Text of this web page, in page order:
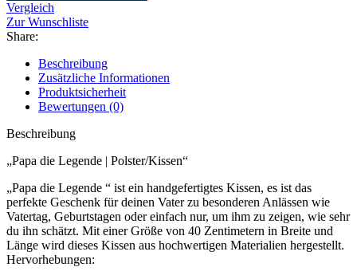
Vergleich
Zur Wunschliste
Share:
Beschreibung
Zusätzliche Informationen
Produktsicherheit
Bewertungen (0)
Beschreibung
„Papa die Legende | Polster/Kissen“
„Papa die Legende “ ist ein handgefertigtes Kissen, es ist das
perfekte Geschenk für deinen Vater zu besonderen Anlässen wie
Vatertag, Geburtstagen oder einfach nur, um ihm zu zeigen, wie sehr
du ihn schätzt. Mit einer Größe von 40 Zentimetern in Breite und
Länge wird dieses Kissen aus hochwertigen Materialien hergestellt.
Hervorhebungen: